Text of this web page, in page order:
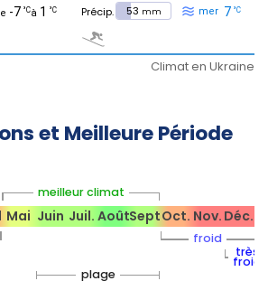
Climat en Ukraine
-7 °C 1 °C 53 mm 7 °C
et Meilleure Période
meilleur climat
Mai Juin Juil. AoûtSept.Oct. Nov. Déc.
froid
très
froid
plage